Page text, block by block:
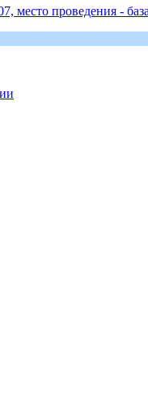
место проведения -